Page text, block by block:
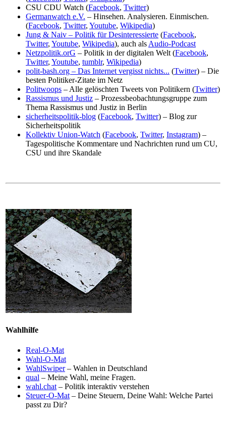
CSU CDU Watch (Facebook, Twitter)
Germanwatch e.V. – Hinsehen. Analysieren. Einmischen.
(Facebook, Twitter, Youtube, Wikipedia)
Jung & Naiv – Politik für Desinteressierte (Facebook,
Twitter, Youtube, Wikipedia), auch als Audio-Podcast
Netzpolitik.orG – Politik in der digitalen Welt (Facebook,
Twitter, Youtube, tumblr, Wikipedia)
polit-bash.org – Das Internet vergisst nichts... (Twitter) – Die
besten Politiker-Zitate im Netz
Politwoops – Alle gelöschten Tweets von Politikern (Twitter)
Rassismus und Justiz – Prozessbeobachtungsgruppe zum
Thema Rassismus und Justiz in Berlin
sicherheitspolitik-blog (Facebook, Twitter) – Blog zur
Sicherheitspolitik
Kollektiv Union-Watch (Facebook, Twitter, Instagram) –
Tagespolitische Kommentare und Nachrichten rund um CU,
CSU und ihre Skandale
Wahlhilfe
Real-O-Mat
Wahl-O-Mat
WahlSwiper– Wahlen in Deutschland
qual – Meine Wahl, meine Fragen.
wahl.chat – Politik interaktiv verstehen
Steuer-O-Mat – Deine Steuern, Deine Wahl: Welche Partei
passt zu Dir?